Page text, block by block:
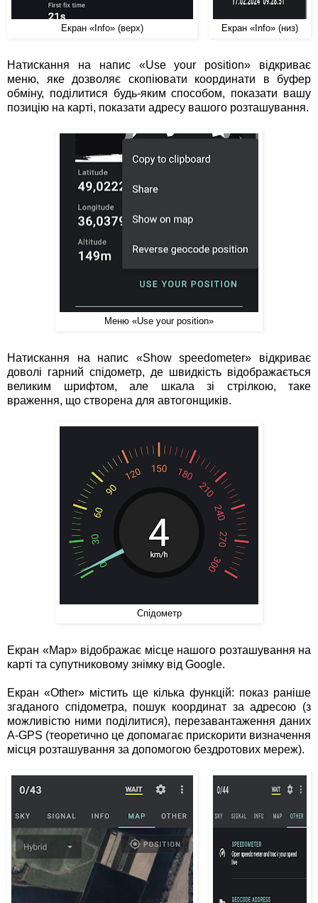
Екран «Info» (верх) Екран «Info» (низ)
Натискання на напис «Use your position» відкриває
меню, яке дозволяє скопіювати координати в буфер
обміну, поділитися будь-яким способом, показати вашу
позицію на карті, показати адресу вашого розташування.
Меню «Use your position»
Натискання на напис «Show speedometer» відкриває
доволі гарний спідометр, де швидкість відображається
великим шрифтом, але шкала зі стрілкою, таке
враження, що створена для автогонщиків.
Спідометр
Екран «Map» відображає місце нашого розташування на
карті та супутниковому знімку від Google.
Екран «Other» містить ще кілька функцій: показ раніше
згаданого спідометра, пошук координат за адресою (з
можливістю ними поділитися), перезавантаження даних
A-GPS (теоретично це допомагає прискорити визначення
місця розташування за допомогою бездротових мереж).